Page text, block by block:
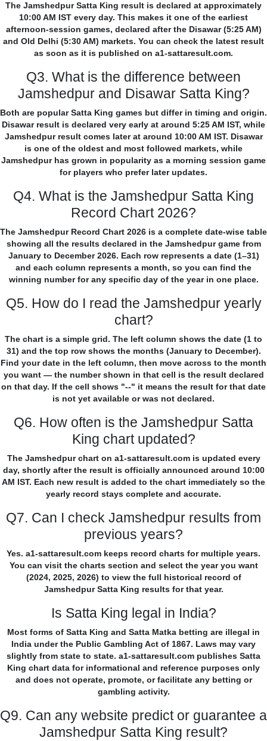
The Jamshedpur Satta King result is declared at approximately
10:00 AM IST every day. This makes it one of the earliest
afternoon-session games, declared after the Disawar (5:25 AM)
and Old Delhi (5:30 AM) markets. You can check the latest result
as soon as it is published on a1-sattaresult.com.
Q3. What is the difference between
Jamshedpur and Disawar Satta King?
Both are popular Satta King games but differ in timing and origin.
Disawar result is declared very early at around 5:25 AM IST, while
Jamshedpur result comes later at around 10:00 AM IST. Disawar
is one of the oldest and most followed markets, while
Jamshedpur has grown in popularity as a morning session game
for players who prefer later updates.
Q4. What is the Jamshedpur Satta King
Record Chart 2026?
The Jamshedpur Record Chart 2026 is a complete date-wise table
showing all the results declared in the Jamshedpur game from
January to December 2026. Each row represents a date (1–31)
and each column represents a month, so you can find the
winning number for any specific day of the year in one place.
Q5. How do I read the Jamshedpur yearly
chart?
The chart is a simple grid. The left column shows the date (1 to
31) and the top row shows the months (January to December).
Find your date in the left column, then move across to the month
you want — the number shown in that cell is the result declared
on that day. If the cell shows "--" it means the result for that date
is not yet available or was not declared.
Q6. How often is the Jamshedpur Satta
King chart updated?
The Jamshedpur chart on a1-sattaresult.com is updated every
day, shortly after the result is officially announced around 10:00
AM IST. Each new result is added to the chart immediately so the
yearly record stays complete and accurate.
Q7. Can I check Jamshedpur results from
previous years?
Yes. a1-sattaresult.com keeps record charts for multiple years.
You can visit the charts section and select the year you want
(2024, 2025, 2026) to view the full historical record of
Jamshedpur Satta King results for that year.
Is Satta King legal in India?
Most forms of Satta King and Satta Matka betting are illegal in
India under the Public Gambling Act of 1867. Laws may vary
slightly from state to state. a1-sattaresult.com publishes Satta
King chart data for informational and reference purposes only
and does not operate, promote, or facilitate any betting or
gambling activity.
Q9. Can any website predict or guarantee a
Jamshedpur Satta King result?